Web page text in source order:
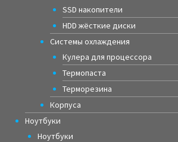
SSD накопители
HDD жёсткие диски
Системы охлаждения
Кулера для процессора
Термопаста
Терморезина
Корпуса
Ноутбуки
Ноутбуки